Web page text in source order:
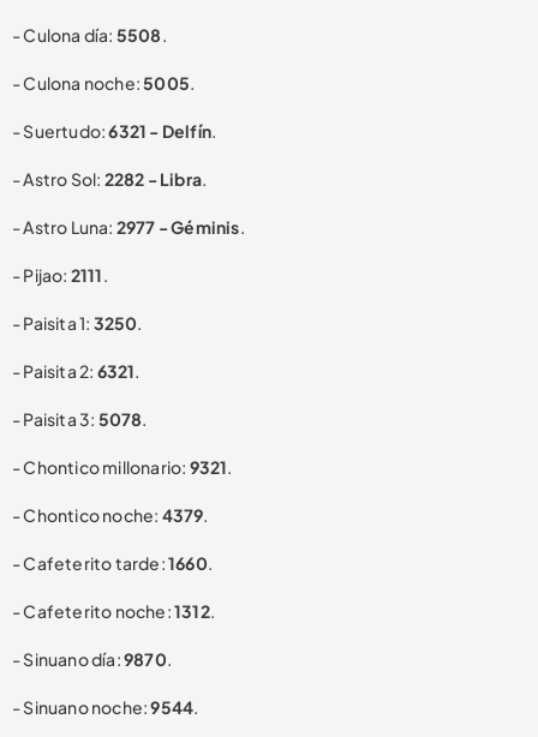
- Culona día: 5508.
- Culona noche:5005.
- Suertudo:6321 - Delfín.
- Astro Sol: 2282 - Libra.
- Astro Luna: 2977 - Géminis.
- Pijao: 2111.
- Paisita 1: 3250.
- Paisita 2: 6321.
- Paisita 3: 5078.
- Chontico millonario: 9321.
- Chontico noche: 4379.
- Cafeterito tarde:1660.
- Cafeterito noche:1312.
- Sinuano día:9870.
- Sinuano noche:9544.